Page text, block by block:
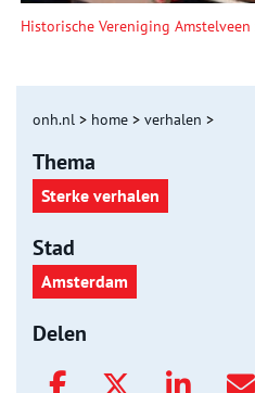
Historische Vereniging
onh.nl > home > verhalen >
Thema
Sterke verhalen
Stad
Amsterdam
Delen